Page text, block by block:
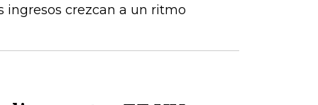
ingresos crezcan a un ritmo